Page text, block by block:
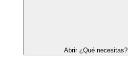
Abrir ¿Qué necesitas?